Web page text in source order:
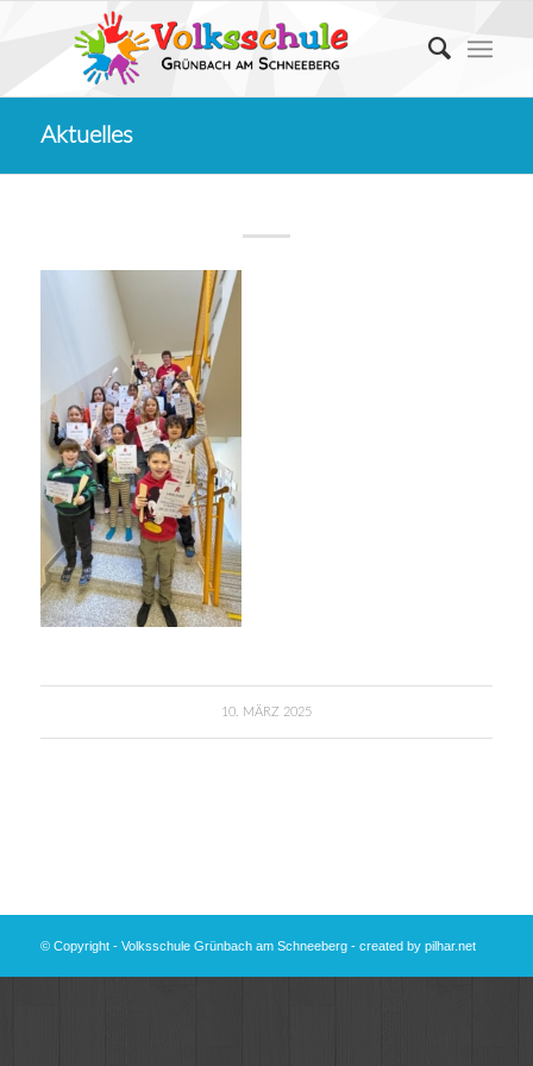
Aktuelles
10. MÄRZ 2025
© Copyright - Volksschule Grünbach am Schneeberg - created by pilhar.net